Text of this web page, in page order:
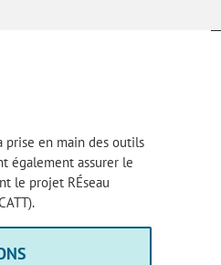
prise en main des outils
également assurer le
le projet RÉseau